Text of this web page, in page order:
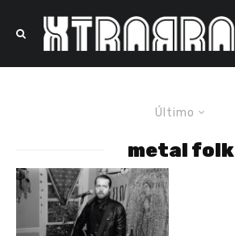
Último
metal folk